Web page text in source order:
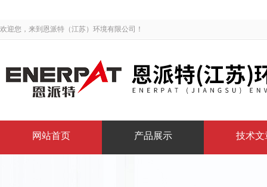
欢迎您，来到恩派特（江苏）环境有限公司！
网站首页 产品展示 技术文